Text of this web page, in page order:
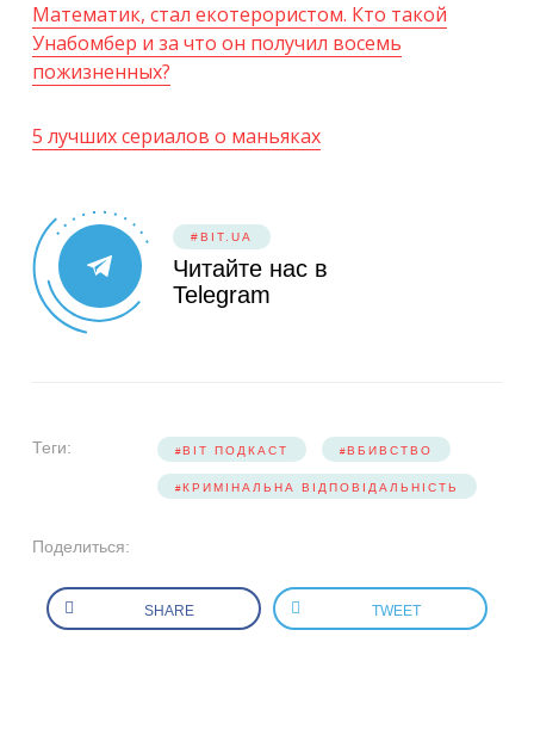
Математик, стал екотерористом. Кто такой
Унабомбер и за что он получил восемь
пожизненных?
5 лучших сериалов о маньяках
#BIT.UA
Читайте нас в
Telegram
Теги: BIT ПОДКАСТ ВБИВСТВО
КРИМІНАЛЬНА ВІДПОВІДАЛЬНІСТЬ
Поделиться:
SHARE TWEET